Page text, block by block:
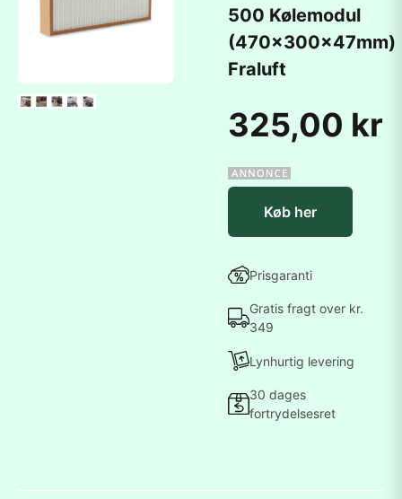
500 Kølemodul
(470x300x47mm)
Fraluft
325,00 kr
Køb her
Prisgaranti
Gratis fragt over kr.
349
Lynhurtig levering
30 dages
fortrydelsesret